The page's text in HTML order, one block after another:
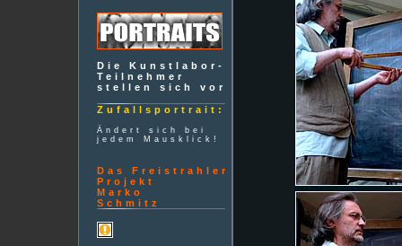
Die Kunstlabor-
Teilnehmer
stellen sich vor
Zufallsportrait:
Ändert sich bei
jedem Mausklick!
Das Freistrahler
Projekt
Marko
Schmitz